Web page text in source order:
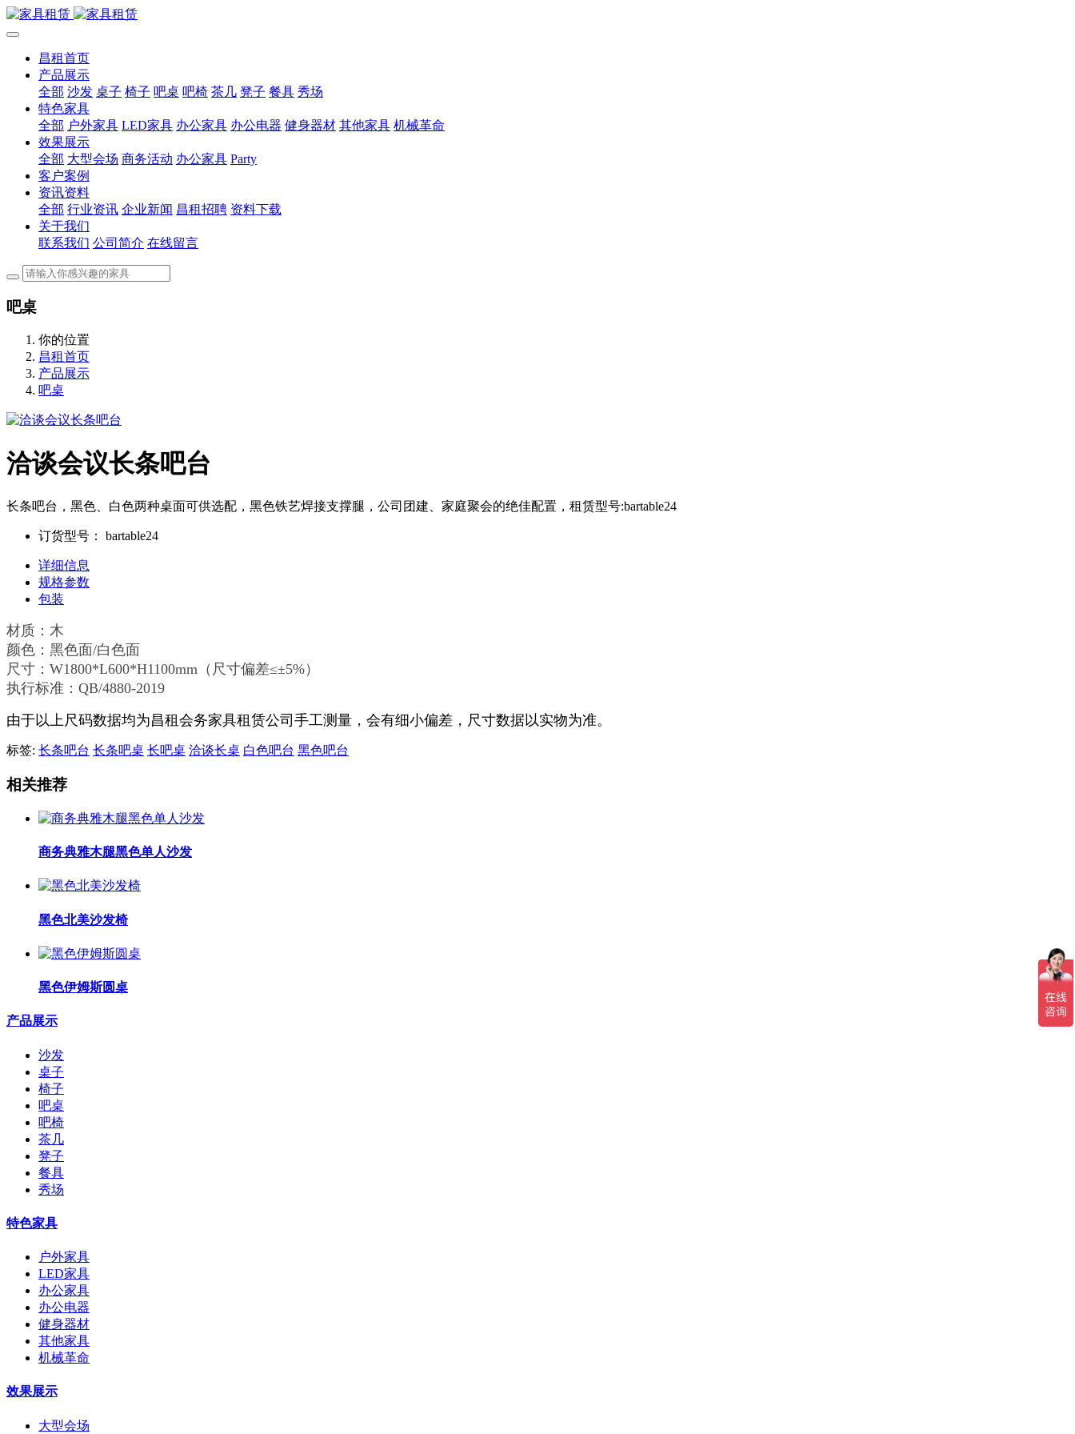
昌租首页
产品展示
全部 沙发 桌子 椅子 吧桌 吧椅 茶几 凳子 餐具 秀场
特色家具
全部 户外家具 LED家具 办公家具 办公电器 健身器材 其他家具 机械革命
效果展示
全部 大型会场 商务活动 办公家具 Party
客户案例
资讯资料
全部 行业资讯 企业新闻 昌租招聘 资料下载
关于我们
联系我们 公司简介 在线留言
吧桌
你的位置
昌租首页
产品展示
吧桌
洽谈会议长条吧台
长条吧台，黑色、白色两种桌面可供选配，黑色铁艺焊接支撑腿，公司团建、家庭聚会的绝佳配置，租赁型号:bartable24
订货型号： bartable24
详细信息
规格参数
包装
材质：木
颜色：黑色面/白色面
尺寸：W1800*L600*H1100mm（尺寸偏差≤±5%）
执行标准：QB/4880-2019
由于以上尺码数据均为昌租会务家具租赁公司手工测量，会有细小偏差，尺寸数据以实物为准。
标签: 长条吧台 长条吧桌 长吧桌 洽谈长桌 白色吧台 黑色吧台
相关推荐
商务典雅木腿黑色单人沙发
黑色北美沙发椅
黑色伊姆斯圆桌
产品展示
沙发
桌子
椅子
吧桌
吧椅
茶几
凳子
餐具
秀场
特色家具
户外家具
LED家具
办公家具
办公电器
健身器材
其他家具
机械革命
效果展示
大型会场